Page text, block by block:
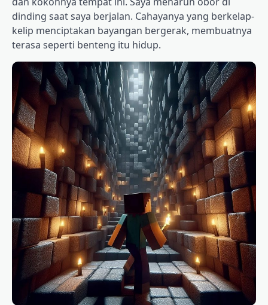
dinding saat saya berjalan. Cahayanya yang berkelap-
kelip menciptakan bayangan bergerak, membuatnya
terasa seperti benteng itu hidup.